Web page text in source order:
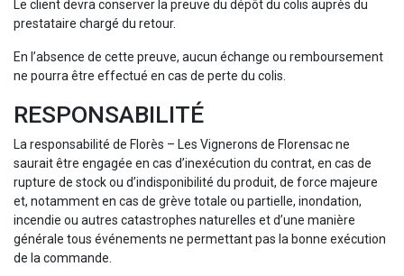
Le client devra conserver la preuve du dépôt du colis auprès du
prestataire chargé du retour.
En l’absence de cette preuve, aucun échange ou remboursement
ne pourra être effectué en cas de perte du colis.
RESPONSABILITÉ
La responsabilité de Florès – Les Vignerons de Florensac ne
saurait être engagée en cas d’inexécution du contrat, en cas de
rupture de stock ou d’indisponibilité du produit, de force majeure
et, notamment en cas de grève totale ou partielle, inondation,
incendie ou autres catastrophes naturelles et d’une manière
générale tous événements ne permettant pas la bonne exécution
de la commande.